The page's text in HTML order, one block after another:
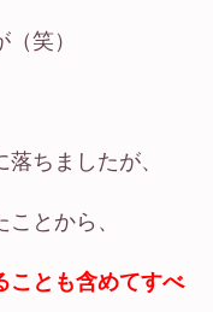
笑）
ちましたが、
とから、
ことも含めてすべ